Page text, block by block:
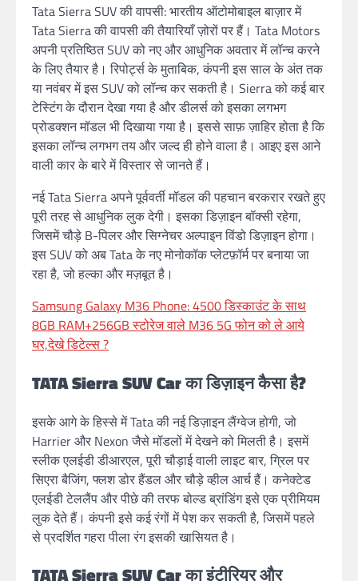
Tata Sierra SUV की वापसी: भारतीय ऑटोमोबाइल बाज़ार में
Tata Sierra की वापसी की तैयारियाँ ज़ोरों पर हैं। Tata Motors
अपनी प्रतिष्ठित SUV को नए और आधुनिक अवतार में लॉन्च करने
के लिए तैयार है। रिपोर्ट्स के मुताबिक, कंपनी इस साल के अंत तक
या नवंबर में इस SUV को लॉन्च कर सकती है। Sierra को कई बार
टेस्टिंग के दौरान देखा गया है और डीलर्स को इसका लगभग
प्रोडक्शन मॉडल भी दिखाया गया है। इससे साफ़ ज़ाहिर होता है कि
इसका लॉन्च लगभग तय और जल्द ही होने वाला है। आइए इस आने
वाली कार के बारे में विस्तार से जानते हैं।
नई Tata Sierra अपने पूर्ववर्ती मॉडल की पहचान बरकरार रखते हुए
पूरी तरह से आधुनिक लुक देगी। इसका डिज़ाइन बॉक्सी रहेगा,
जिसमें चौड़े B-पिलर और सिग्नेचर अल्पाइन विंडो डिज़ाइन होगा।
इस SUV को अब Tata के नए मोनोकॉक प्लेटफ़ॉर्म पर बनाया जा
रहा है, जो हल्का और मज़बूत है।
Samsung Galaxy M36 Phone: 4500 डिस्काउंट के साथ
8GB RAM+256GB स्टोरेज वाले M36 5G फोन को ले आये
घर,देखे डिटेल्स ?
TATA Sierra SUV Car का डिज़ाइन कैसा है?
इसके आगे के हिस्से में Tata की नई डिज़ाइन लैंग्वेज होगी, जो
Harrier और Nexon जैसे मॉडलों में देखने को मिलती है। इसमें
स्लीक एलईडी डीआरएल, पूरी चौड़ाई वाली लाइट बार, ग्रिल पर
सिएरा बैजिंग, फ्लश डोर हैंडल और चौड़े व्हील आर्च हैं। कनेक्टेड
एलईडी टेललैंप और पीछे की तरफ बोल्ड ब्रांडिंग इसे एक प्रीमियम
लुक देते हैं। कंपनी इसे कई रंगों में पेश कर सकती है, जिसमें पहले
से प्रदर्शित गहरा पीला रंग इसकी खासियत है।
TATA Sierra SUV Car का इंटीरियर और